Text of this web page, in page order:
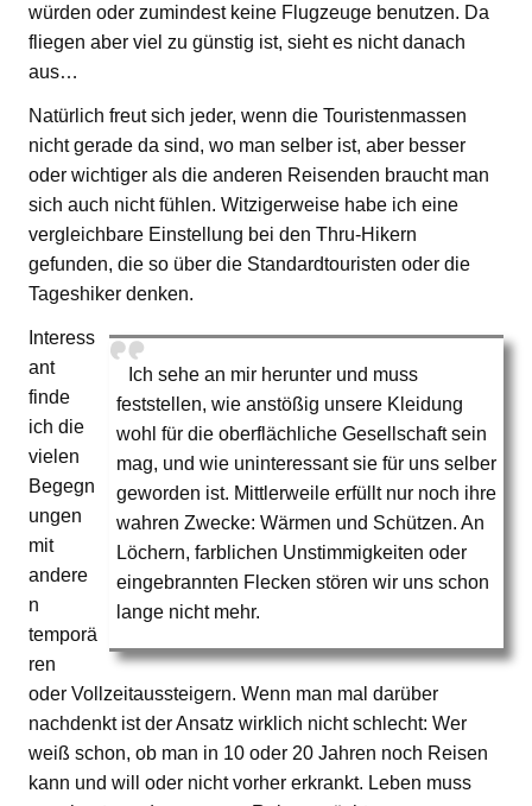
würden oder zumindest keine Flugzeuge benutzen. Da
fliegen aber viel zu günstig ist, sieht es nicht danach
aus…
Natürlich freut sich jeder, wenn die Touristenmassen
nicht gerade da sind, wo man selber ist, aber besser
oder wichtiger als die anderen Reisenden braucht man
sich auch nicht fühlen. Witzigerweise habe ich eine
vergleichbare Einstellung bei den Thru-Hikern
gefunden, die so über die Standardtouristen oder die
Tageshiker denken.
Ich sehe an mir herunter und muss
feststellen, wie anstößig unsere Kleidung
wohl für die oberflächliche Gesellschaft sein
mag, und wie uninteressant sie für uns selber
geworden ist. Mittlerweile erfüllt nur noch ihre
wahren Zwecke: Wärmen und Schützen. An
Löchern, farblichen Unstimmigkeiten oder
eingebrannten Flecken stören wir uns schon
lange nicht mehr.
Interess
ant
finde
ich die
vielen
Begegn
ungen
mit
andere
n
temporä
ren
oder Vollzeitaussteigern. Wenn man mal darüber
nachdenkt ist der Ansatz wirklich nicht schlecht: Wer
weiß schon, ob man in 10 oder 20 Jahren noch Reisen
kann und will oder nicht vorher erkrankt. Leben muss